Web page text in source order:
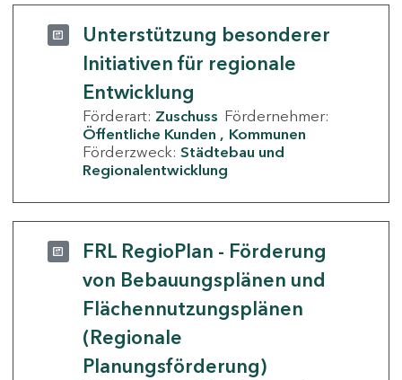
Unterstützung besonderer
Initiativen für regionale
Entwicklung
Förderart: Zuschuss Fördernehmer:
Öffentliche Kunden
Kommunen
Förderzweck: Städtebau und
Regionalentwicklung
FRL RegioPlan - Förderung
von Bebauungsplänen und
Flächennutzungsplänen
(Regionale
Planungsförderung)